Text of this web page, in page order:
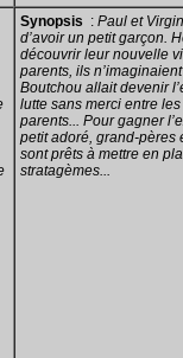
Synopsis : Paul et
d’avoir un petit garçon.
découvrir leur nouvelle
parents, ils
Boutchou allait devenir
lutte sans merci entre
parents... Pour gagner
petit adoré, grand-pères
sont prêts à mettre en
stratagèmes...